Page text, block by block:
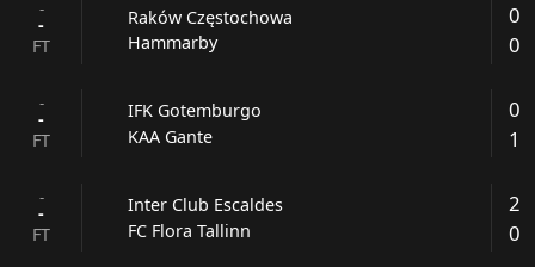
-
-
FT
Raków Częstochowa
Hammarby
0
0
-
-
FT
IFK Gotemburgo
KAA Gante
0
1
-
-
FT
Inter Club Escaldes
FC Flora Tallinn
2
0